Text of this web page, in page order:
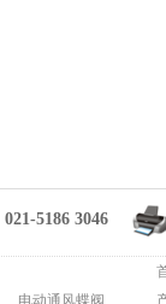
021-5186 3046
电动通风蝶阀